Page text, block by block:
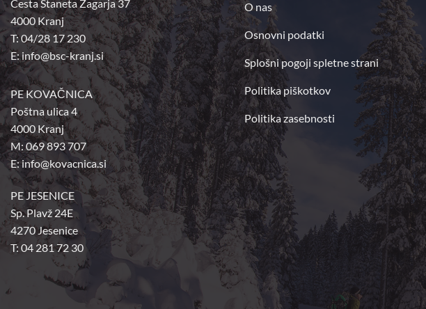
Cesta Staneta Žagarja 37
4000 Kranj
T: 04/28 17 230
E:info@bsc-kranj.si
PE KOVAČNICA
Poštna ulica 4
4000 Kranj
M: 069 893 707
E: info@kovacnica.si
PE JESENICE
Sp. Plavž 24E
4270 Jesenice
T: 04 281 72 30
O nas
Osnovni podatki
Splošni pogoji spletne strani
Politika piškotkov
Politika zasebnosti